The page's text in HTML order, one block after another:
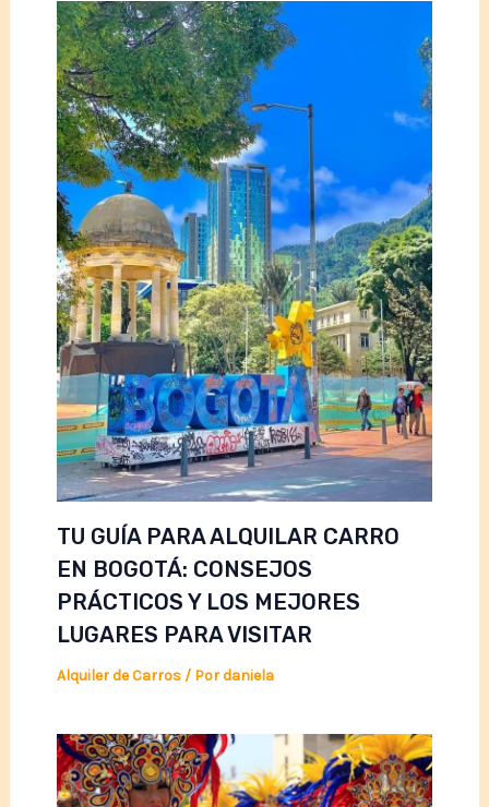
TU GUÍA PARA ALQUILAR CARRO
EN BOGOTÁ: CONSEJOS
PRÁCTICOS Y LOS MEJORES
LUGARES PARA VISITAR
Alquiler de Carros/ Pordaniela